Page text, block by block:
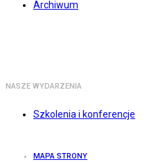
Archiwum
NASZE WYDARZENIA
Szkolenia i konferencje
MAPA STRONY